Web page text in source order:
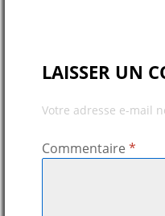
LAISSER UN
Votre adresse e-mail
Commentaire*